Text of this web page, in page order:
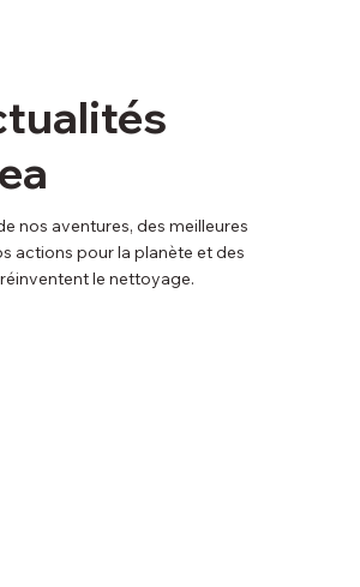
nos aventures, des meilleures
actions pour la planète et des
le nettoyage.